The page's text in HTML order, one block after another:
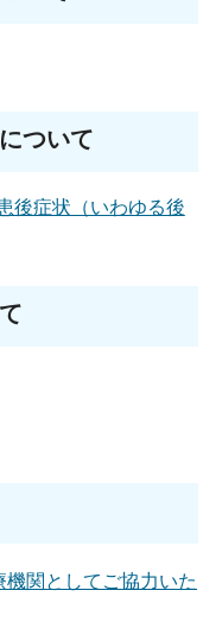
ついて
後症状（いわゆる後
関としてご協力いた